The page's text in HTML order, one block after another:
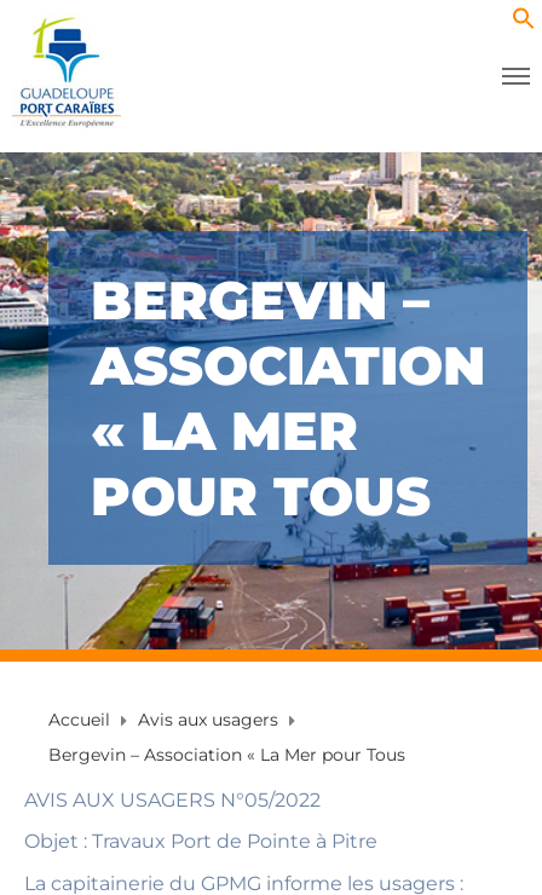
BERGEVIN –
ASSOCIATION
« LA MER
POUR TOUS
Accueil
Avis aux usagers
Bergevin – Association « La Mer pour Tous
AVIS AUX USAGERS N°05/2022
Objet : Travaux Port de Pointe à Pitre
La capitainerie du GPMG informe les usagers :